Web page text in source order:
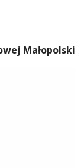
Małopolski